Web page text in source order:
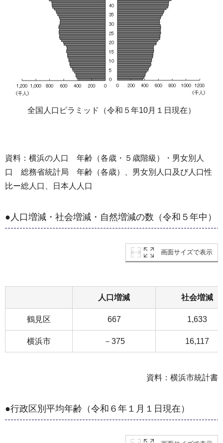
全国人口ピラミッド（令和５年10月１日現在）
資料：横浜の人口 年齢（各歳・５歳階級）・男女別人
口 総務省統計局 年齢（各歳）、男女別人口及び人口性
比ー総人口、日本人人口
●人口増減・社会増減・自然増減の数（令和５年中）
画面サイズで表示
人口増減 社会増減
鶴見区 667 1,633
横浜市 －375 16,117
資料：横浜市統計書
●行政区別平均年齢（令和６年１月１日現在）